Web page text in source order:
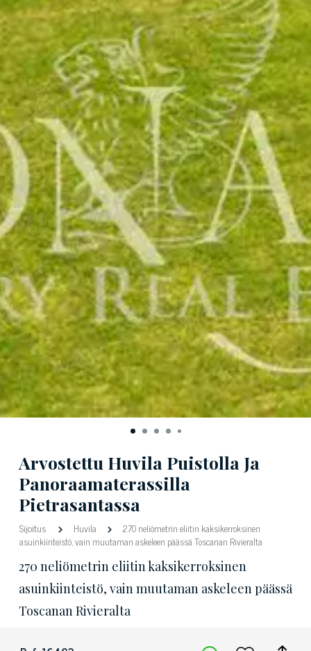
Arvostettu Huvila Puistolla Ja
Panoraamaterassilla
Pietrasantassa
Sijoitus Huvila
270 neliömetrin eliitin kaksikerroksinen
asuinkiinteistö, vain muutaman askeleen päässä Toscanan Rivieralta
270 neliömetrin eliitin kaksikerroksinen
asuinkiinteistö, vain muutaman askeleen päässä
Toscanan Rivieralta